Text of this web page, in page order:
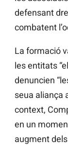
defensant
combatent
La formació
les entitats
denuncien
seua aliança
context,
en un
augment